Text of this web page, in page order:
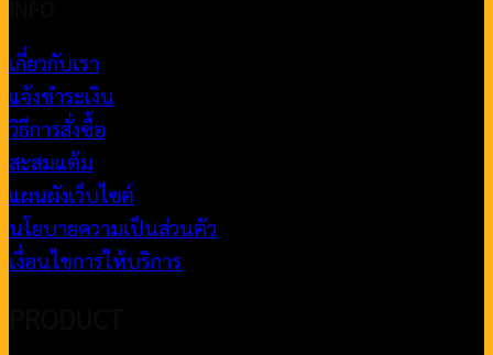
เกี่ยวกับเรา
แจ้งชำระเงิน
วิธีการสั่งซื้อ
สะสมแต้ม
แผนผังเว็บไซต์
นโยบายความเป็นส่วนตัว
เงื่อนไขการให้บริการ